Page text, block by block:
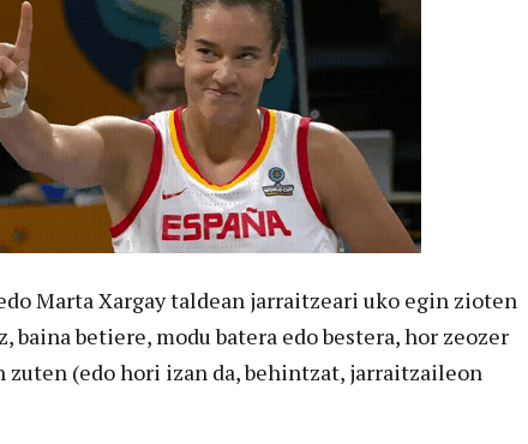
Marta Xargay taldean jarraitzeari uko egin zioten
baina betiere, modu batera edo bestera, hor zeozer
(edo hori izan da, behintzat, jarraitzaileon